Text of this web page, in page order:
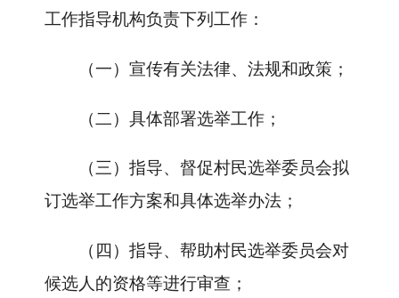
工作指导机构负责下列工作：
（一）宣传有关法律、法规和政策；
（二）具体部署选举工作；
（三）指导、督促村民选举委员会拟
订选举工作方案和具体选举办法；
（四）指导、帮助村民选举委员会对
候选人的资格等进行审查；